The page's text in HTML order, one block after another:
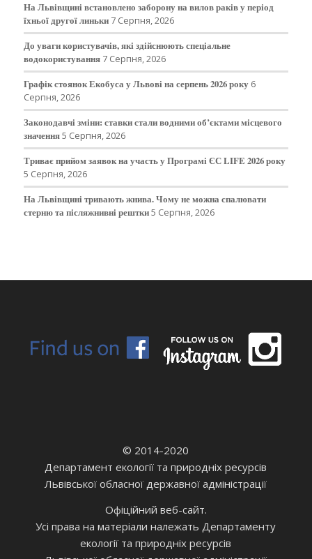
На Львівщині встановлено заборону на вилов раків у період
їхньої другої линьки 7 Серпня, 2026
До уваги користувачів, які здійснюють спеціальне
водокористування 7 Серпня, 2026
Графік стоянок Екобуса у Львові на серпень 2026 року 6
Серпня, 2026
Законодавчі зміни: ставки стали водними об’єктами місцевого
значення5 Серпня, 2026
Триває прийом заявок на участь у Програмі ЄС LIFE 2026 року
5 Серпня, 2026
На Львівщині тривають жнива. Чому не можна спалювати
стерню та післяжнивні рештки5 Серпня, 2026
© 2014-2020
Департамент екології та природніх ресурсів
Львівської обласної державної адміністрації
Офіційний веб-сайт.
Усі права на матеріали належать Департаменту
екології та природніх ресурсів